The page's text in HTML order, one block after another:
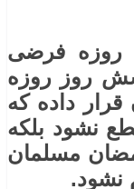
روزه فرضی
شش روز روزه
داده که
نشود بلکه
مسلمان
نشود.